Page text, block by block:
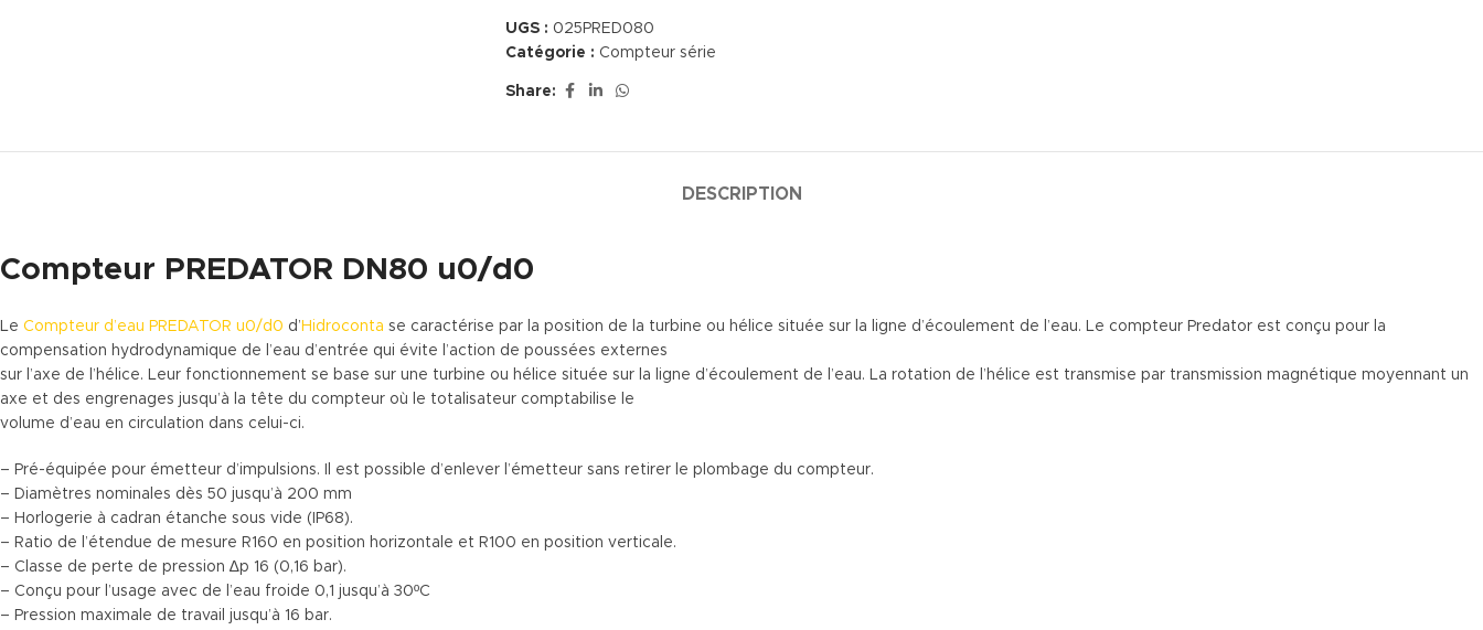
UGS : 025PRED080
Catégorie : Compteur série
Share:
DESCRIPTION
Compteur PREDATOR DN80 u0/d0
Le Compteur d’eau PREDATOR u0/d0 d’ Hidroconta se caractérise par la position de la turbine ou hélice située sur la ligne d’écoulement de l’eau. Le compteur Predator est conçu pour la
compensation hydrodynamique de l’eau d’entrée qui évite l’action de poussées externes
sur l’axe de l’hélice. Leur fonctionnement se base sur une turbine ou hélice située sur la ligne d’écoulement de l’eau. La rotation de l’hélice est transmise par transmission magnétique moyennant un
axe et des engrenages jusqu’à la tête du compteur où le totalisateur comptabilise le
volume d’eau en circulation dans celui-ci.
– Pré-équipée pour émetteur d’impulsions. Il est possible d’enlever l’émetteur sans retirer le plombage du compteur.
– Diamètres nominales dès 50 jusqu’à 200 mm
– Horlogerie à cadran étanche sous vide (IP68).
– Ratio de l’étendue de mesure R160 en position horizontale et R100 en position verticale.
– Classe de perte de pression ∆p 16 (0,16 bar).
– Conçu pour l’usage avec de l’eau froide 0,1 jusqu’à 30ºC
– Pression maximale de travail jusqu’à 16 bar.